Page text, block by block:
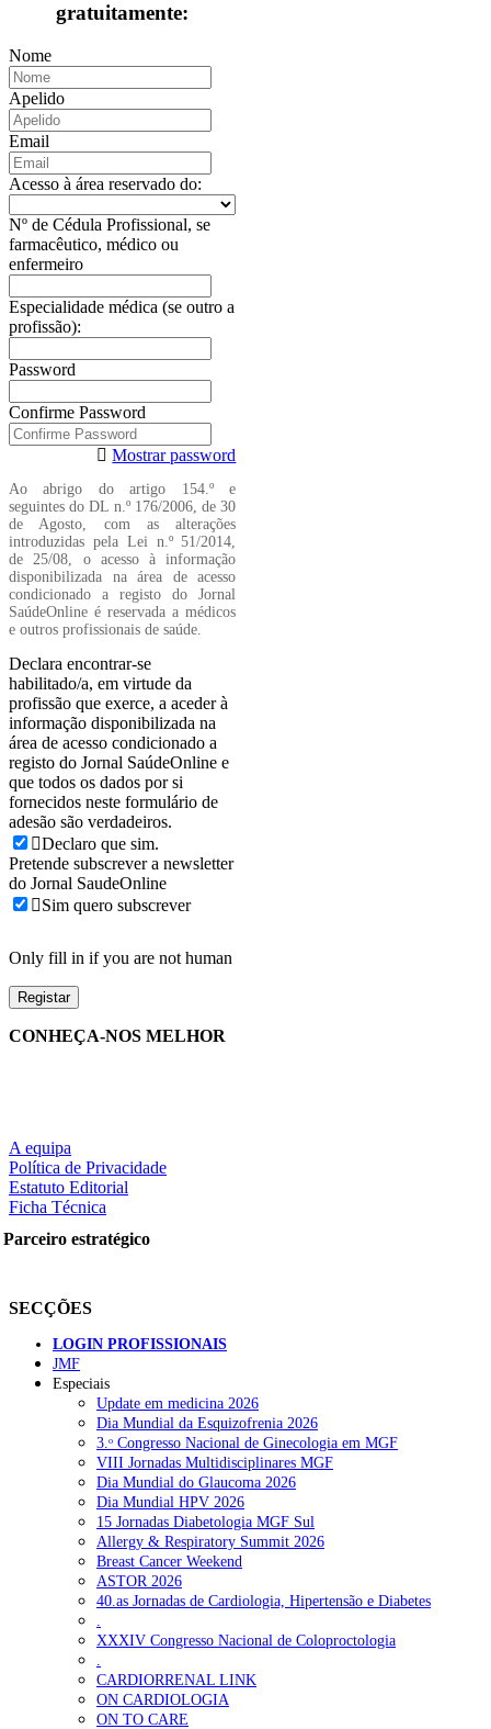
gratuitamente:
Nome
Apelido
Email
Acesso à área reservado do:
Nº de Cédula Profissional, se
farmacêutico, médico ou
enfermeiro
Especialidade médica (se outro a
profissão):
Password
Confirme Password
Mostrar password
Ao abrigo do artigo 154.º e
seguintes do DL n.º 176/2006, de 30
de Agosto, com as alterações
introduzidas pela Lei n.º 51/2014,
de 25/08, o acesso à informação
disponibilizada na área de acesso
condicionado a registo do Jornal
SaúdeOnline é reservada a médicos
e outros profissionais de saúde.
Declara encontrar-se
habilitado/a, em virtude da
profissão que exerce, a aceder à
informação disponibilizada na
área de acesso condicionado a
registo do Jornal SaúdeOnline e
que todos os dados por si
fornecidos neste formulário de
adesão são verdadeiros.
Declaro que sim.
Pretende subscrever a newsletter
do Jornal SaudeOnline
Sim quero subscrever
Only fill in if you are not human
CONHEÇA-NOS MELHOR
A equipa
Política de Privacidade
Estatuto Editorial
Ficha Técnica
Parceiro estratégico
SECÇÕES
LOGIN PROFISSIONAIS
JMF
Especiais
Update em medicina 2026
Dia Mundial da Esquizofrenia 2026
3.ᵒ Congresso Nacional de Ginecologia em MGF
VIII Jornadas Multidisciplinares MGF
Dia Mundial do Glaucoma 2026
Dia Mundial HPV 2026
15 Jornadas Diabetologia MGF Sul
Allergy & Respiratory Summit 2026
Breast Cancer Weekend
ASTOR 2026
40.as Jornadas de Cardiologia, Hipertensão e Diabetes
XXXIV Congresso Nacional de Coloproctologia
CARDIORRENAL LINK
ON CARDIOLOGIA
ON TO CARE